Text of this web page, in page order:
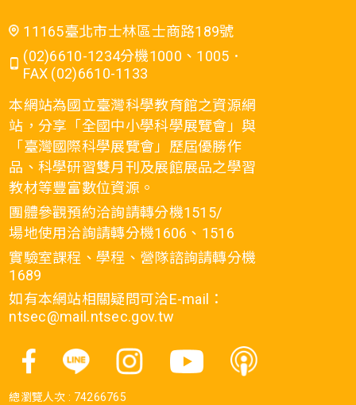
11165臺北市士林區士商路189號
(02)6610-1234分機1000、1005．
FAX (02)6610-1133
本網站為國立臺灣科學教育館之資源網
站，分享「全國中小學科學展覽會」與
「臺灣國際科學展覽會」歷屆優勝作
品、科學研習雙月刊及展館展品之學習
教材等豐富數位資源。
團體參觀預約洽詢請轉分機1515/
場地使用洽詢請轉分機1606、1516
實驗室課程、學程、營隊諮詢請轉分機
1689
如有本網站相關疑問可洽E-mail：
ntsec@mail.ntsec.gov.tw
總瀏覽人次 : 74266765